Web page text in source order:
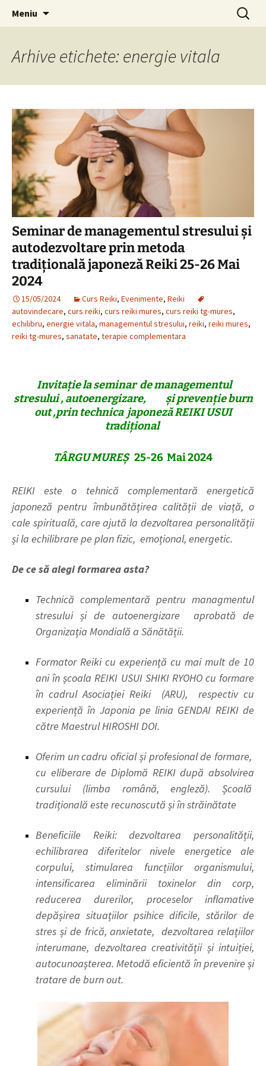
Centrul Vitalis
Meniu
Caută
după:
Arhive etichete: energie vitala
Seminar de managementul stresului și
autodezvoltare prin metoda
tradițională japoneză Reiki 25-26 Mai
2024
15/05/2024 Curs Reiki, Evenimente, Reiki
autovindecare, curs reiki, curs reiki mures, curs reiki tg-mures,
echilibru, energie vitala, managementul stresului, reiki, reiki mures,
reiki tg-mures, sanatate, terapie complementara
Invitație la seminar de managementul
stresului , autoenergizare, și prevenție burn
out ,prin technica japoneză REIKI USUI
tradițional
TÂRGU MUREȘ 25-26 Mai 2024
REIKI este o tehnică complementară energetică
japoneză pentru îmbunătățirea calității de viață, o
cale spirituală, care ajută la dezvoltarea personalității
și la echilibrare pe plan fizic, emoțional, energetic.
De ce săalegi formarea asta?
Technică complementară pentru managmentul
stresului și de autoenergizare aprobată de
Organizația Mondială a Sănătății.
Formator Reiki cu experiență cu mai mult de 10
ani în școala REIKI USUI SHIKI RYOHO cu formare
în cadrul Asociației Reiki (ARU), respectiv cu
experiență în Japonia pe linia GENDAI REIKI de
către Maestrul HIROSHI DOI.
Oferim un cadru oficial și profesional de formare,
cu eliberare de Diplomă REIKI după absolvirea
cursului (limba română, engleză). Școală
tradițională este recunoscută și în străinătate
Beneficiile Reiki: dezvoltarea personalității,
echilibrarea diferitelor nivele energetice ale
corpului, stimularea funcțiilor organismului,
intensificarea eliminării toxinelor din corp,
reducerea durerilor, proceselor inflamative
depășirea situațiilor psihice dificile, stărilor de
stres și de frică, anxietate, dezvoltarea relațiilor
interumane, dezvoltarea creativității și intuiției,
autocunoașterea. Metodă eficientă în prevenire și
tratare de burn out.